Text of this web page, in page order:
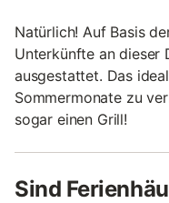
Natürlich! Auf Basis
Unterkünfte an dieser
ausgestattet. Das
Sommermonate zu
sogar einen Grill!
Sind